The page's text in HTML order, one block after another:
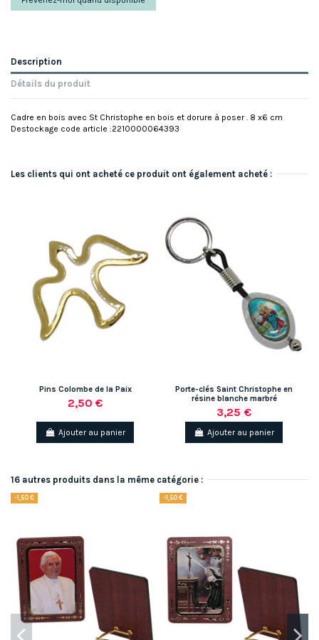
Description
Détails du produit
Cadre en bois avec St Christophe en bois et dorure à poser . 8 x6 cm
Destockage code article :2210000064393
Les clients qui ont acheté ce produit ont également acheté :
Pins Colombe de la Paix
2,50 €
Ajouter au panier
Porte-clés Saint Christophe en
résine blanche marbré
3,25 €
Ajouter au panier
16 autres produits dans la même catégorie :
-1,50 € -1,50 €